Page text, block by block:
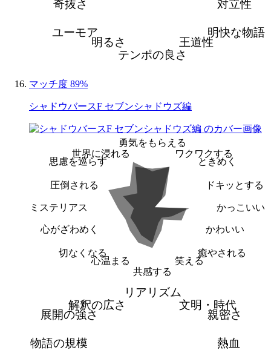
対立性
明快な物語
王道性
テンポの良さ
明るさ
ユーモア
奇抜さ
マッチ度 89%
シャドウバースF セブンシャドウズ編
勇気をもらえる
ワクワクする
ときめく
ドキッとする
かっこいい
かわいい
癒やされる
笑える
共感する
心温まる
切なくなる
心がざわめく
ミステリアス
圧倒される
思慮を巡らす
世界に浸れる
リアリズム
文明・時代
親密さ
熱血
物語の規模
展開の強さ
解釈の広さ